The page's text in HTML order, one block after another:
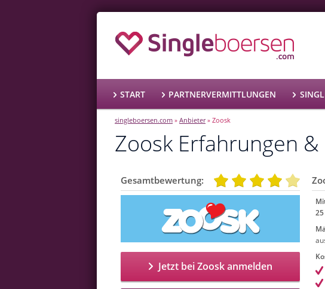
START PARTNERVERMITTLUNGEN
singleboersen.com » Anbieter» Zoosk
Zoosk Erfahrungen
Gesamtbewertung:
Jetzt bei Zoosk anmelden